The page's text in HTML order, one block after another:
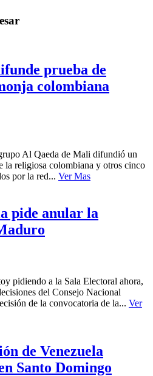
prueba de
colombiana
Al Qaeda de Mali difundió un
la religiosa colombiana y otros cinco
por la red... Ver Mas
pide anular la
pidiendo a la Sala Electoral ahora,
del Consejo Nacional
de la convocatoria de la... Ver
de Venezuela
Santo Domingo